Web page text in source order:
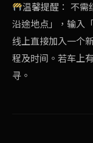
温馨提醒： 不需
沿途地点」，输入
线上直接加入一个
程及时间。若车上
寻。